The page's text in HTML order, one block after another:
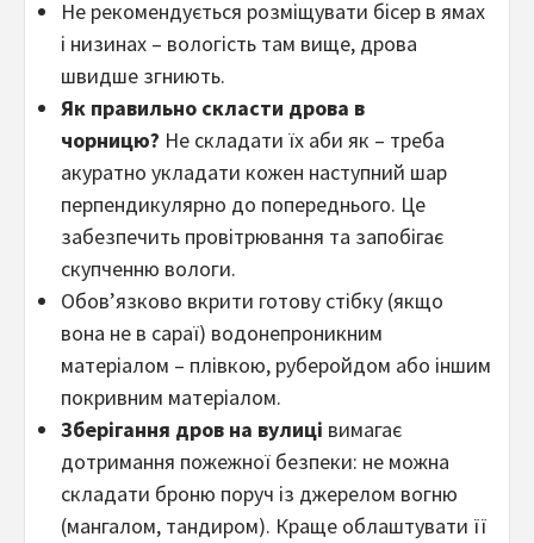
Не рекомендується розміщувати бісер в ямах
і низинах – вологість там вище, дрова
швидше згниють.
Як правильно скласти дрова в
чорницю? Не складати їх аби як – треба
акуратно укладати кожен наступний шар
перпендикулярно до попереднього. Це
забезпечить провітрювання та запобігає
скупченню вологи.
Обов’язково вкрити готову стібку (якщо
вона не в сараї) водонепроникним
матеріалом – плівкою, руберойдом або іншим
покривним матеріалом.
Зберігання дров на вулиці вимагає
дотримання пожежної безпеки: не можна
складати броню поруч із джерелом вогню
(мангалом, тандиром). Краще облаштувати її